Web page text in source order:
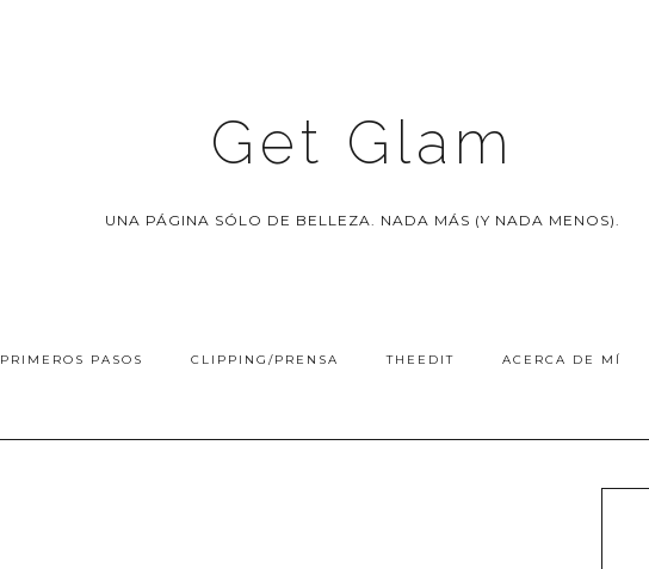
Get Glam
UNA PÁGINA SÓLO DE BELLEZA. NADA MÁS (Y NADA MENOS).
PRIMEROS PASOS CLIPPING/PRENSA THEEDIT ACERCA DE MÍ